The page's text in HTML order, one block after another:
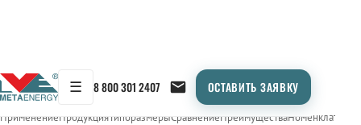
☰ 8 800 301 2407 ОСТАВИТЬ ЗАЯВКУ
← Продукция/ШИНОПРОВОД
ПрименениеПродукцияТипоразмерыСравнениеПреимуществаНоменклатура